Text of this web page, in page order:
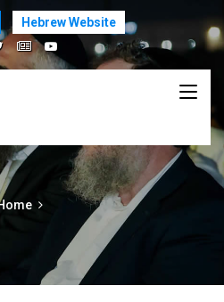
Hebrew Website